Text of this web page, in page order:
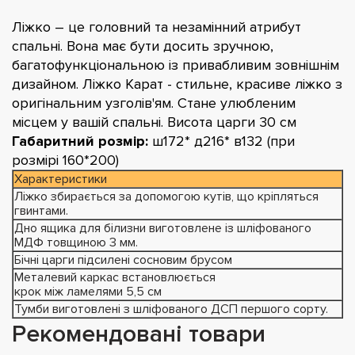
Ліжко – це головний та незамінний атрибут
спальні. Вона має бути досить зручною,
багатофункціональною із привабливим зовнішнім
дизайном. Ліжко Карат - стильне, красиве ліжко з
оригінальним узголів'ям. Стане улюбленим
місцем у вашій спальні. Висота царги 30 см
Габаритний розмір: ш172* д216* в132 (при
розмірі 160*200)
Характеристики
Ліжко збирається за допомогою кутів, що кріпляться
гвинтами.
Дно ящика для білизни виготовлене із шліфованого
МДФ товщиною 3 мм.
Бічні царги підсилені сосновим брусом
Металевий каркас встановлюється
крок між ламелями 5,5 см
Тумби виготовлені з шліфованого ДСП першого сорту.
Рекомендовані товари